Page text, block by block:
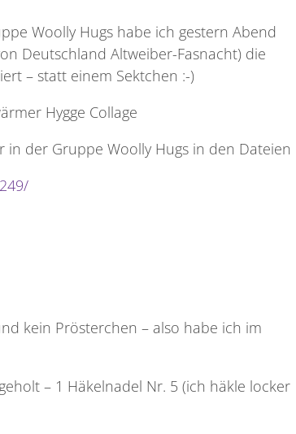
Woolly Hugs habe ich gestern Abend
Deutschland Altweiber-Fasnacht) die
– statt einem Sektchen :-)
der Gruppe Woolly Hugs in den Dateien
kein Prösterchen – also habe ich im
– 1 Häkelnadel Nr. 5 (ich häkle locker